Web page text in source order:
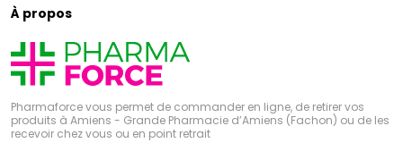
À propos
Pharmaforce vous permet de commander en ligne, de retirer vos
produits à Amiens - Grande Pharmacie d’Amiens (Fachon) ou de les
recevoir chez vous ou en point retrait